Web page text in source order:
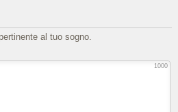
al tuo sogno.
1000